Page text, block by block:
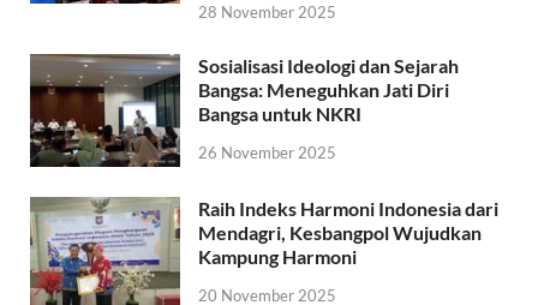
28 November 2025
Sosialisasi Ideologi dan Sejarah
Bangsa: Meneguhkan Jati Diri
Bangsa untuk NKRI
26 November 2025
Raih Indeks Harmoni Indonesia dari
Mendagri, Kesbangpol Wujudkan
Kampung Harmoni
20 November 2025